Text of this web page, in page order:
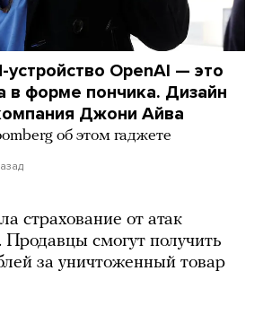
OpenAI — это
в форме пончика. Дизайн
Джони Айва
об этом гаджете
страхование от атак
Продавцы смогут получить
за уничтоженный товар